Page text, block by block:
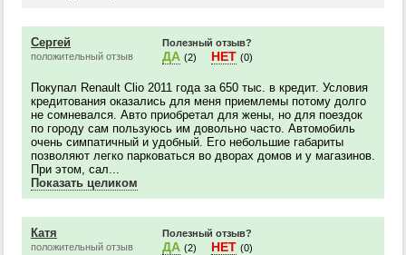
Сергей
положительный отзыв
Полезный отзыв?
ДА (2) НЕТ (0)
Покупал Renault Clio 2011 года за 650 тыс. в кредит. Условия
кредитования оказались для меня приемлемы потому долго
не сомневался. Авто приобретал для жены, но для поездок
по городу сам пользуюсь им довольно часто. Автомобиль
очень симпатичный и удобный. Его небольшие габариты
позволяют легко парковаться во дворах домов и у магазинов.
При этом, сал...
Показать целиком
Катя
положительный отзыв
Полезный отзыв?
ДА (2) НЕТ (0)